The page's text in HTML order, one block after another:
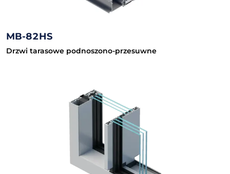
MB-82HS
Drzwi tarasowe podnoszono-przesuwne